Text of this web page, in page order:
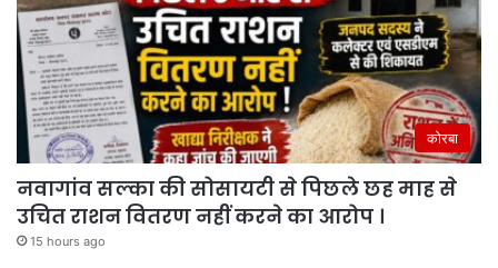
कोरबा
नवागांव सल्का की सोसायटी से पिछले छह माह से
उचित राशन वितरण नहीं करने का आरोप ।
15 hours ago